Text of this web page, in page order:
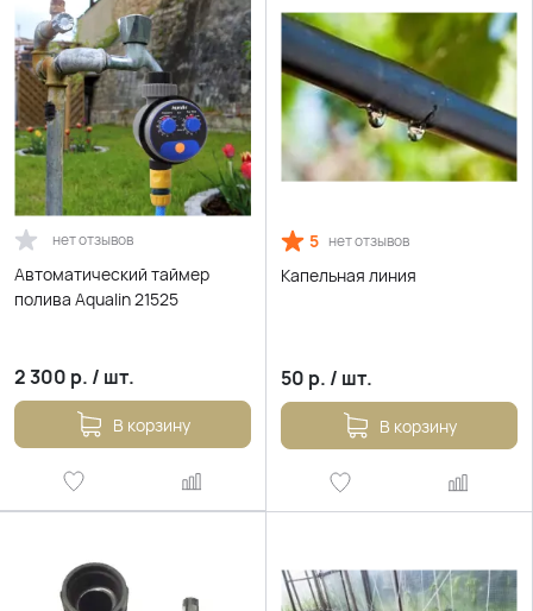
нет отзывов
Автоматический таймер
полива Aqualin 21525
2 300 р. / шт.
В корзину
5 нет отзывов
Капельная линия
50 р. / шт.
В корзину